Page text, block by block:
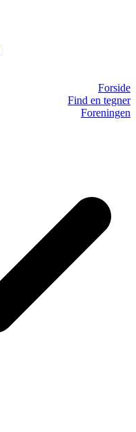
Forside
Find en tegner
Foreningen